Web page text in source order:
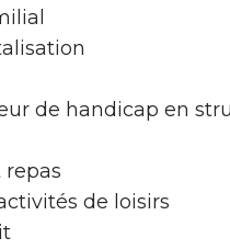
de handicap en
de loisirs